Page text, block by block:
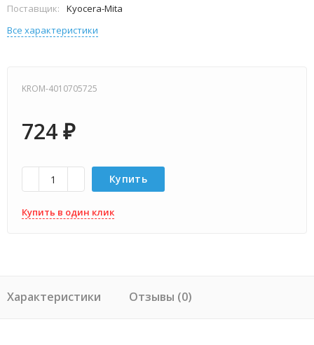
Поставщик:
Kyocera-Mita
Все характеристики
KROM-4010705725
724 ₽
Купить
Купить в один клик
Характеристики Отзывы (0)